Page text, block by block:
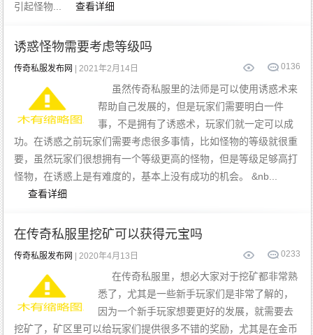
引起怪物...
查看详细
诱惑怪物需要考虑等级吗
136
0
传奇私服发布网 | 2021年2月14日
虽然传奇私服里的法师是可以使用诱惑术来
帮助自己发展的，但是玩家们需要明白一件
事，不是拥有了诱惑术，玩家们就一定可以成
功。在诱惑之前玩家们需要考虑很多事情，比如怪物的等级就很重
要，虽然玩家们很想拥有一个等级更高的怪物，但是等级足够高打
怪物，在诱惑上是有难度的，基本上没有成功的机会。 &nb...
查看详细
在传奇私服里挖矿可以获得元宝吗
233
0
传奇私服发布网 | 2020年4月13日
在传奇私服里，想必大家对于挖矿都非常熟
悉了，尤其是一些新手玩家们是非常了解的，
因为一个新手玩家想要更好的发展，就需要去
挖矿了，矿区里可以给玩家们提供很多不错的奖励，尤其是在金币